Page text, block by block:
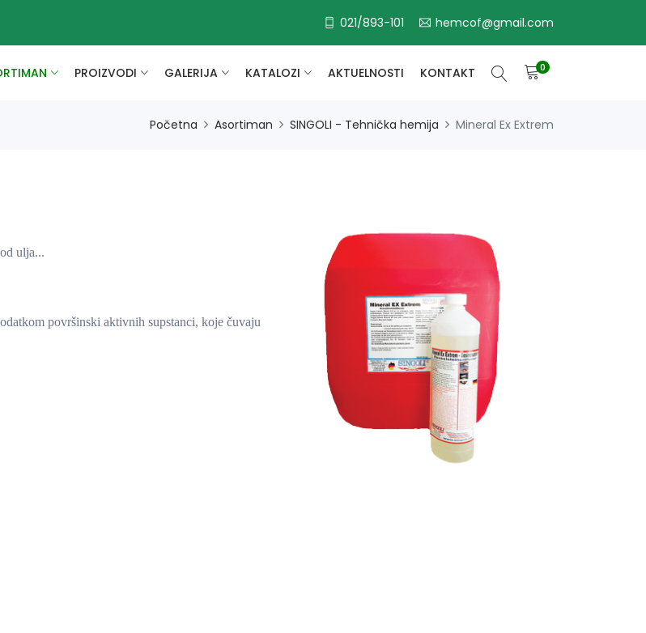
021/893-101 hemcof@gmail.com
PROIZVODI GALERIJA KATALOZI AKTUELNOSTI KONTAKT 0
Početna Asortiman SINGOLI - Tehnička hemija Mineral Ex Extrem
ulja...
površinski aktivnih supstanci, koje čuvaju